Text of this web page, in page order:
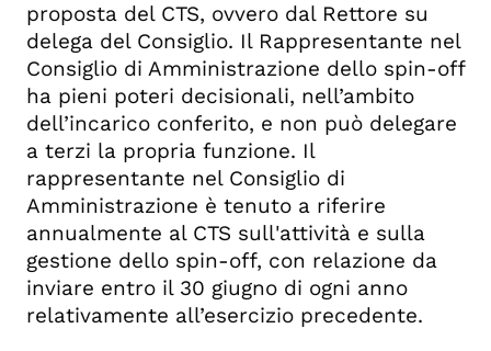
proposta del CTS, ovvero dal Rettore su
delega del Consiglio. Il Rappresentante nel
Consiglio di Amministrazione dello spin-off
ha pieni poteri decisionali, nell’ambito
dell’incarico conferito, e non può delegare
a terzi la propria funzione. Il
rappresentante nel Consiglio di
Amministrazione è tenuto a riferire
annualmente al CTS sull'attività e sulla
gestione dello spin-off, con relazione da
inviare entro il 30 giugno di ogni anno
relativamente all’esercizio precedente.